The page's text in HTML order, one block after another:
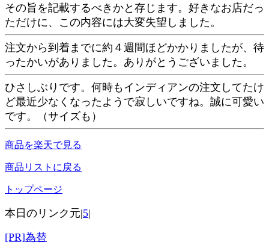
その旨を記載するべきかと存じます。好きなお店だっ
ただけに、この内容には大変失望しました。
注文から到着までに約４週間ほどかかりましたが、待
ったかいがありました。ありがとうございました。
ひさしぶりです。何時もインディアンの注文してたけ
ど最近少なくなったようで寂しいですね。誠に可愛い
です。（サイズも）
商品を楽天で見る
商品リストに戻る
トップページ
本日のリンク元|5|
[PR]為替